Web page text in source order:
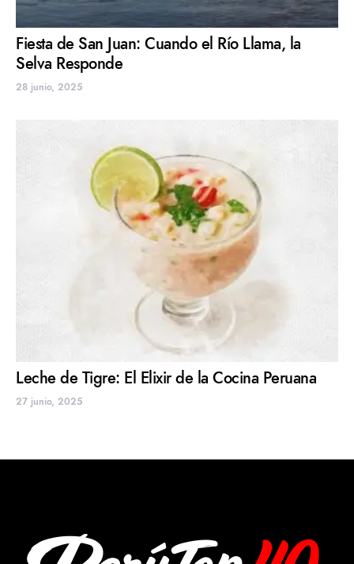
Fiesta de San Juan: Cuando el Río Llama, la
Selva Responde
28 junio, 2025
Leche de Tigre: El Elixir de la Cocina Peruana
27 junio, 2025